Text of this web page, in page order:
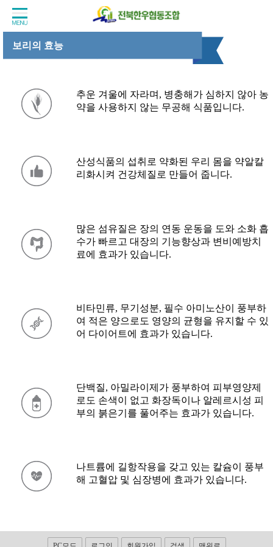
보리의 효능
추운 겨울에 자라며, 병충해가 심하지 않아 농
약을 사용하지 않는 무공해 식품입니다.
산성식품의 섭취로 약화된 우리 몸을 약알칼
리화시켜 건강체질로 만들어 줍니다.
많은 섬유질은 장의 연동 운동을 도와 소화 흡
수가 빠르고 대장의 기능향상과 변비예방치
료에 효과가 있습니다.
비타민류, 무기성분, 필수 아미노산이 풍부하
여 적은 양으로도 영양의 균형을 유지할 수 있
어 다이어트에 효과가 있습니다.
단백질, 아밀라이제가 풍부하여 피부영양제
로도 손색이 없고 화장독이나 알레르시성 피
부의 붉은기를 풀어주는 효과가 있습니다.
나트륨에 길항작용을 갖고 있는 칼슘이 풍부
해 고혈압 및 심장병에 효과가 있습니다.